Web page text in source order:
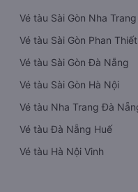
Vé tàu Sài Gòn Nha Trang
Vé tàu Sài Gòn Phan Thiết
Vé tàu Sài Gòn Đà Nẵng
Vé tàu Sài Gòn Hà Nội
Vé tàu Nha Trang Đà
Vé tàu Đà Nẵng Huế
Vé tàu Hà Nội Vinh